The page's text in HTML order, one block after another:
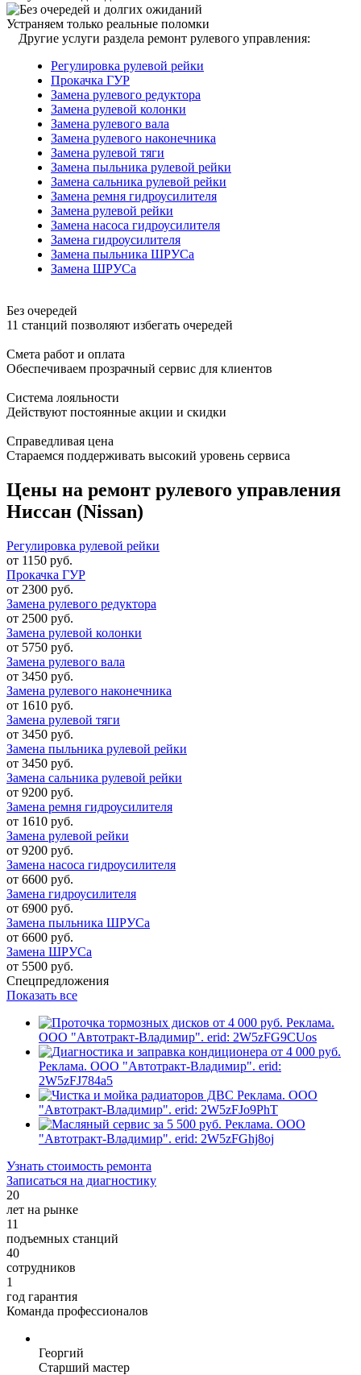
Устраняем только реальные поломки
Другие услуги раздела ремонт рулевого управления:
Регулировка рулевой рейки
Прокачка ГУР
Замена рулевого редуктора
Замена рулевой колонки
Замена рулевого вала
Замена рулевого наконечника
Замена рулевой тяги
Замена пыльника рулевой рейки
Замена сальника рулевой рейки
Замена ремня гидроусилителя
Замена рулевой рейки
Замена насоса гидроусилителя
Замена гидроусилителя
Замена пыльника ШРУСа
Замена ШРУСа
Без очередей
11 станций позволяют избегать очередей
Смета работ и оплата
Обеспечиваем прозрачный сервис для клиентов
Система лояльности
Действуют постоянные акции и скидки
Справедливая цена
Стараемся поддерживать высокий уровень сервиса
Цены на ремонт рулевого управления
Ниссан (Nissan)
Регулировка рулевой рейки
от 1150 руб.
Прокачка ГУР
от 2300 руб.
Замена рулевого редуктора
от 2500 руб.
Замена рулевой колонки
от 5750 руб.
Замена рулевого вала
от 3450 руб.
Замена рулевого наконечника
от 1610 руб.
Замена рулевой тяги
от 3450 руб.
Замена пыльника рулевой рейки
от 3450 руб.
Замена сальника рулевой рейки
от 9200 руб.
Замена ремня гидроусилителя
от 1610 руб.
Замена рулевой рейки
от 9200 руб.
Замена насоса гидроусилителя
от 6600 руб.
Замена гидроусилителя
от 6900 руб.
Замена пыльника ШРУСа
от 6600 руб.
Замена ШРУСа
от 5500 руб.
Спецпредложения
Показать все
Реклама.
ООО "Автотракт-Владимир". erid: 2W5zFG9CUos
Реклама. ООО "Автотракт-Владимир". erid:
2W5zFJ784a5
Реклама. ООО
"Автотракт-Владимир". erid: 2W5zFJo9PhT
Реклама. ООО
"Автотракт-Владимир". erid: 2W5zFGhj8oj
Узнать стоимость ремонта
Записаться на диагностику
20
лет на рынке
11
подъемных станций
40
сотрудников
1
год гарантия
Команда профессионалов
Георгий
Старший мастер